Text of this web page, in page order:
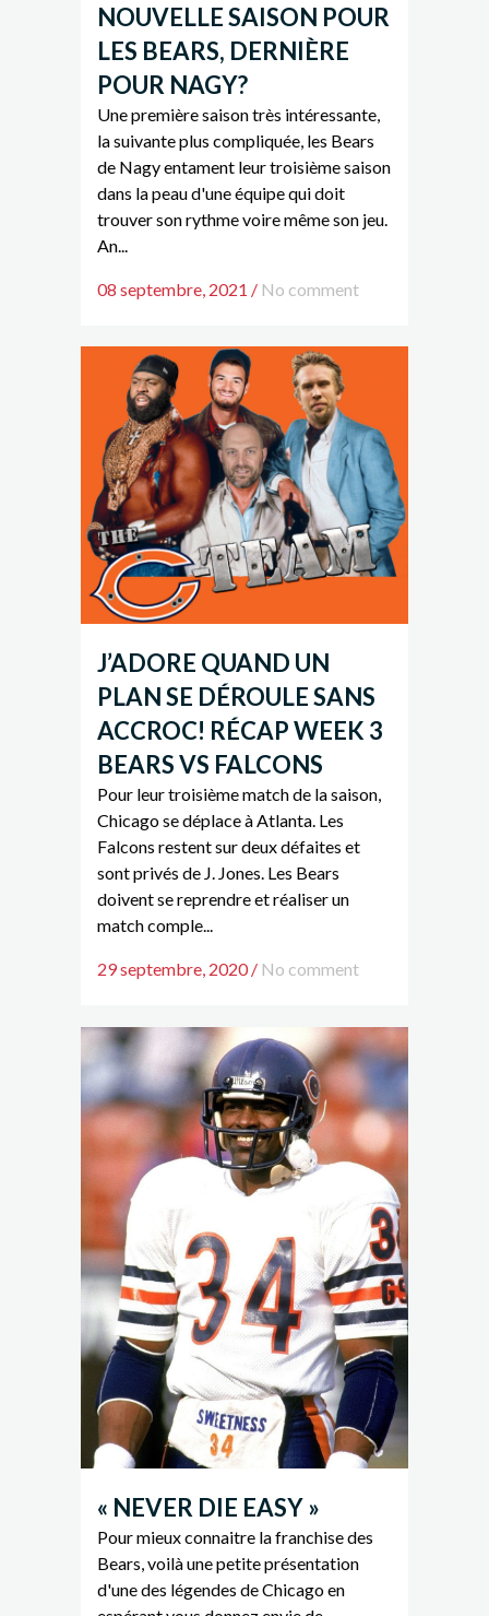
NOUVELLE SAISON POUR
LES BEARS, DERNIÈRE
POUR NAGY?
Une première saison très intéressante,
la suivante plus compliquée, les Bears
de Nagy entament leur troisième saison
dans la peau d'une équipe qui doit
trouver son rythme voire même son jeu.
An...
08 septembre, 2021 / No comment
J’ADORE QUAND UN
PLAN SE DÉROULE SANS
ACCROC! RÉCAP WEEK 3
BEARS VS FALCONS
Pour leur troisième match de la saison,
Chicago se déplace à Atlanta. Les
Falcons restent sur deux défaites et
sont privés de J. Jones. Les Bears
doivent se reprendre et réaliser un
match comple...
29 septembre, 2020/ No comment
« NEVER DIE EASY »
Pour mieux connaitre la franchise des
Bears, voilà une petite présentation
d'une des légendes de Chicago en